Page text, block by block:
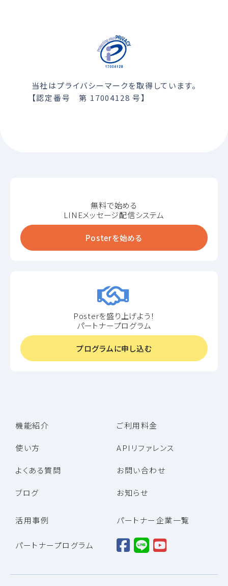
当社はプライバシーマークを取得しています。
【認定番号 第 17004128 号】
機能紹介
使い方
よくある質問
ブログ
ご利用料金
APIリファレンス
お問い合わせ
お知らせ
活用事例 パートナー企業一覧
パートナープログラム
無料で始める
LINEメッセージ配信システム
Posterを始める
Posterを盛り上げよう！
パートナープログラム
プログラムに申し込む